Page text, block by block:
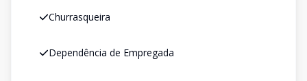
Churrasqueira
Dependência de Empregada